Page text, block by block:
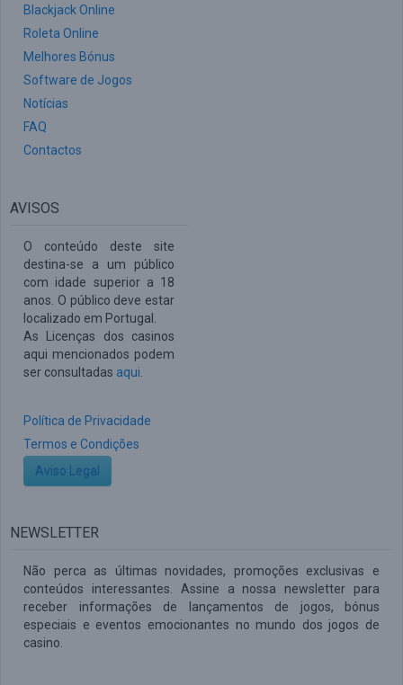
Blackjack Online
Roleta Online
Melhores Bónus
Software de Jogos
Notícias
FAQ
Contactos
AVISOS
O conteúdo deste site
destina-se a um público
com idade superior a 18
anos. O público deve estar
localizado em Portugal.
As Licenças dos casinos
aqui mencionados podem
ser consultadas aqui
Política de Privacidade
Termos e Condições
Aviso Legal
NEWSLETTER
Não perca as últimas novidades, promoções exclusivas e
conteúdos interessantes. Assine a nossa newsletter para
receber informações de lançamentos de jogos, bónus
especiais e eventos emocionantes no mundo dos jogos de
casino.